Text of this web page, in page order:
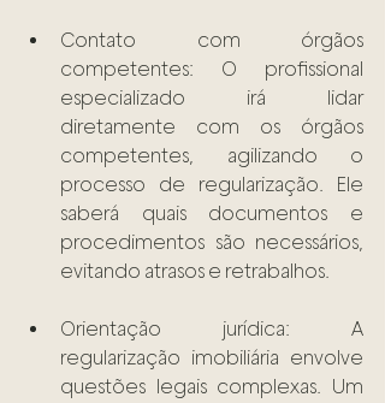
Contato com órgãos
competentes: O profissional
especializado irá lidar
diretamente com os órgãos
competentes, agilizando o
processo de regularização. Ele
saberá quais documentos e
procedimentos são necessários,
evitando atrasos e retrabalhos.
Orientação jurídica: A
regularização imobiliária envolve
questões legais complexas. Um